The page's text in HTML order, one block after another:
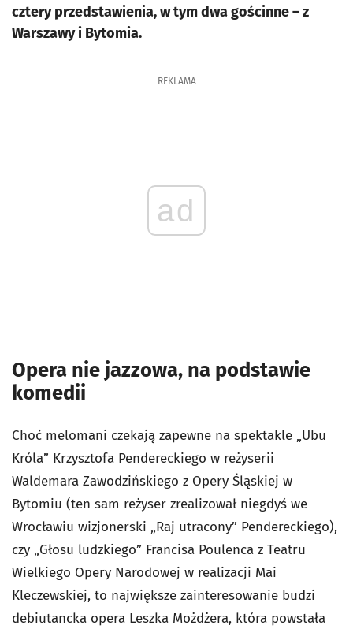
cztery przedstawienia, w tym dwa gościnne – z
Warszawy i Bytomia.
REKLAMA
ad
Opera nie jazzowa, na podstawie
komedii
Choć melomani czekają zapewne na spektakle „Ubu
Króla” Krzysztofa Pendereckiego w reżyserii
Waldemara Zawodzińskiego z Opery Śląskiej w
Bytomiu (ten sam reżyser zrealizował niegdyś we
Wrocławiu wizjonerski „Raj utracony” Pendereckiego),
czy „Głosu ludzkiego” Francisa Poulenca z Teatru
Wielkiego Opery Narodowej w realizacji Mai
Kleczewskiej, to największe zainteresowanie budzi
debiutancka opera Leszka Możdżera, która powstała